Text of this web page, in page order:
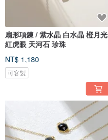
扇形項鍊 / 紫水晶 白水晶 橙月光
紅虎眼 天河石 珍珠
NT$ 1,180
可客製